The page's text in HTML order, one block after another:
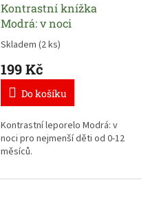
Kontrastní knížka
Modrá: v noci
Skladem (2 ks)
199 Kč
Do košíku
Kontrastní leporelo Modrá: v
noci pro nejmenší děti od 0-12
měsíců.